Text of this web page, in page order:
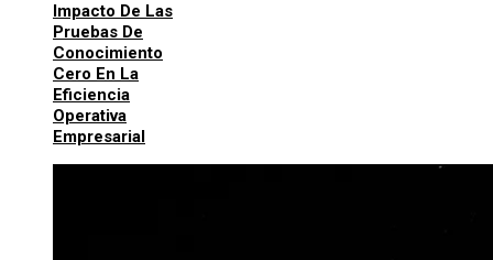
Impacto De Las
Pruebas De
Conocimiento
Cero En La
Eficiencia
Operativa
Empresarial